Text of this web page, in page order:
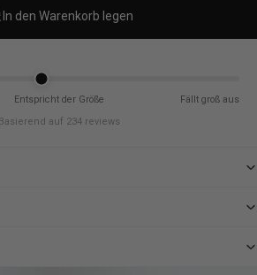
In den Warenkorb legen
Entspricht der Größe
Fällt groß aus
Basierend auf 234 reviews